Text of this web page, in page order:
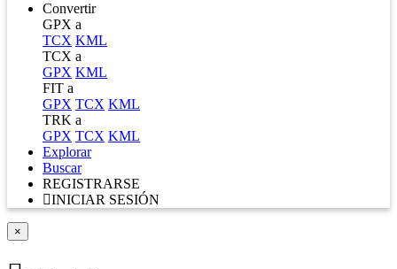
Convertir
GPX a
TCX KML
TCX a
GPX KML
FIT a
GPX TCX KML
TRK a
GPX TCX KML
Explorar
Buscar
REGISTRARSE
INICIAR SESIÓN
×